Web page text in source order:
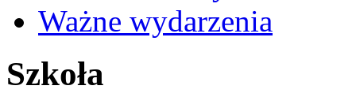
Ważne wydarzenia
Szkoła